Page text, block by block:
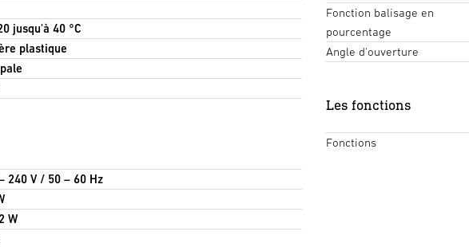
jusqu'à 40 °C
plastique
240 V / 50 – 60 Hz
W
Fonction balisage en
pourcentage
Angle d'ouverture
Les fonctions
Fonctions